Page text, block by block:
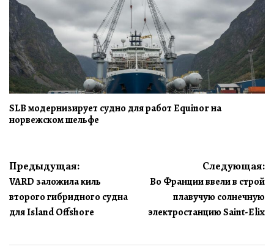
SLB модернизирует судно для работ Equinor на
норвежском шельфе
Навигация
по
записям
Предыдущая:
VARD заложила киль
второго гибридного судна
для Island Offshore
Следующая:
Во Франции ввели в строй
плавучую солнечную
электростанцию Saint-Elix